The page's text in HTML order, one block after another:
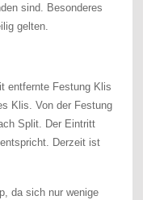
sind. Besonderes
gelten.
entfernte Festung Klis
Klis. Von der Festung
Split. Der Eintritt
Derzeit ist
da sich nur wenige